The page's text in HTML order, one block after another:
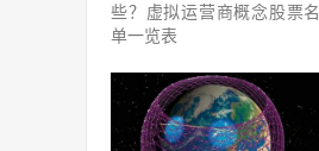
些？虚拟运营商概念股票名
单一览表